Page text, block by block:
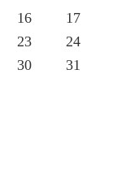
16
17
23
24
30 31